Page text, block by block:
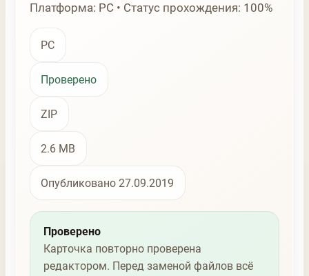
Платформа: PC • Статус прохождения: 100%
PC
Проверено
ZIP
2.6 MB
Опубликовано 27.09.2019
Проверено
Карточка повторно проверена
редактором. Перед заменой файлов всё